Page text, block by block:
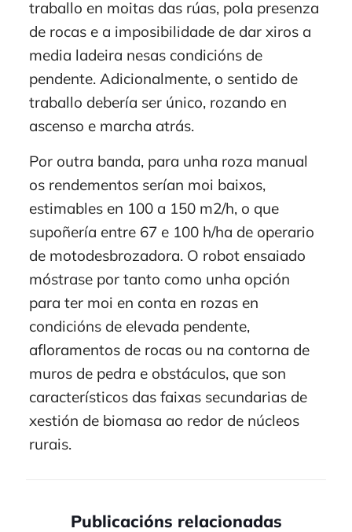
traballo en moitas das rúas, pola presenza
de rocas e a imposibilidade de dar xiros a
media ladeira nesas condicións de
pendente. Adicionalmente, o sentido de
traballo debería ser único, rozando en
ascenso e marcha atrás.
Por outra banda, para unha roza manual
os rendementos serían moi baixos,
estimables en 100 a 150 m2/h, o que
supoñería entre 67 e 100 h/ha de operario
de motodesbrozadora. O robot ensaiado
móstrase por tanto como unha opción
para ter moi en conta en rozas en
condicións de elevada pendente,
afloramentos de rocas ou na contorna de
muros de pedra e obstáculos, que son
característicos das faixas secundarias de
xestión de biomasa ao redor de núcleos
rurais.
Publicacións relacionadas